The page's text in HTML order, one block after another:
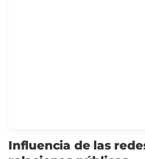
Influencia de las